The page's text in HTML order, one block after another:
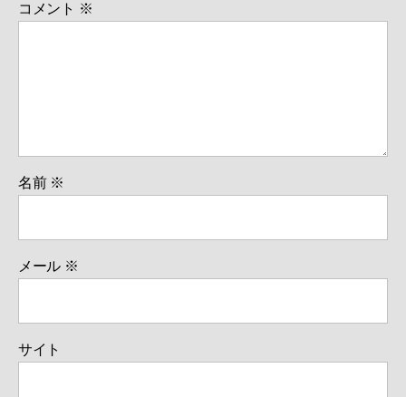
コメント ※
名前 ※
メール ※
サイト